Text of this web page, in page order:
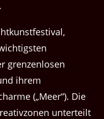
grenzenlosen
ihrem
(„Meer“). Die
unterteilt